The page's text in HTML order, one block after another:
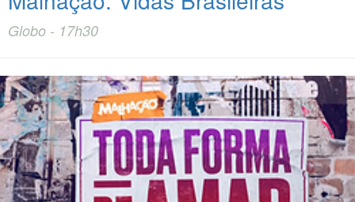
Globo - 17h30